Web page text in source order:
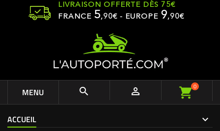
LIVRAISON OFFERTE DÈS 75€
FRANCE 5,90€ - EUROPE 9,90€
MENU   0
ACCUEIL